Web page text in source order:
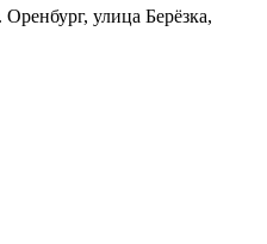
улица Берёзка,